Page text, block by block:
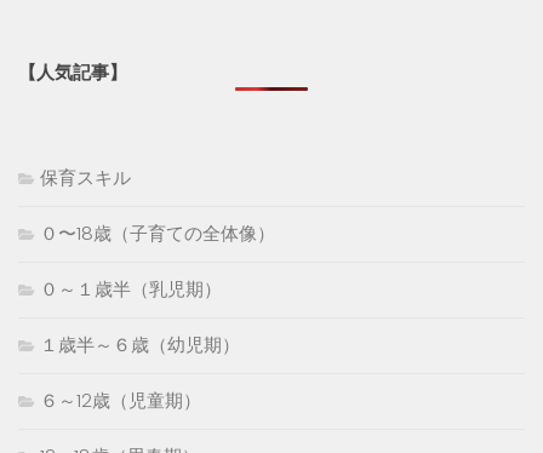
【人気記事】
保育スキル
０〜18歳（子育ての全体像）
０～１歳半（乳児期）
１歳半～６歳（幼児期）
６～12歳（児童期）